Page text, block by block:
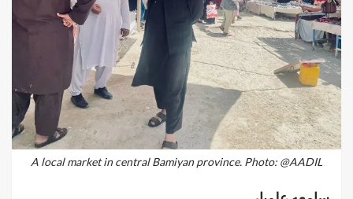
A local market in central Bamiyan province. Photo: @AADIL